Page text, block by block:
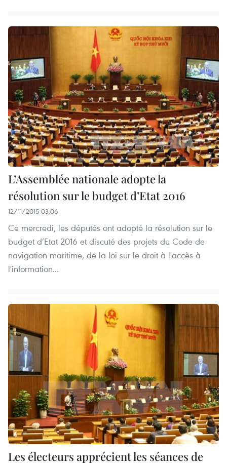
L’Assemblée nationale adopte la
résolution sur le budget d’Etat 2016
12/11/2015 03:06
Ce mercredi, les députés ont adopté la résolution sur le
budget d’Etat 2016 et discuté des projets du Code de
navigation maritime, de la loi sur le droit à l'accès à
l'information...
Les électeurs apprécient les séances de